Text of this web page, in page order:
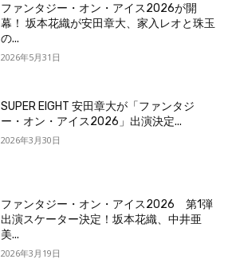
ファンタジー・オン・アイス2026が開
幕！ 坂本花織が安田章大、家入レオと珠玉
の...
2026年5月31日
SUPER EIGHT 安田章大が「ファンタジ
ー・オン・アイス2026」出演決定...
2026年3月30日
ファンタジー・オン・アイス2026 第1弾
出演スケーター決定！坂本花織、中井亜
美...
2026年3月19日